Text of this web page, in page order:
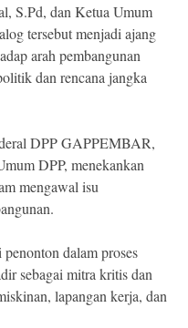
S.Pd, dan Ketua Umum
tersebut menjadi ajang
arah pembangunan
dan rencana jangka
DPP GAPPEMBAR,
DPP, menekankan
mengawal isu
dalam proses
sebagai mitra kritis dan
lapangan kerja, dan